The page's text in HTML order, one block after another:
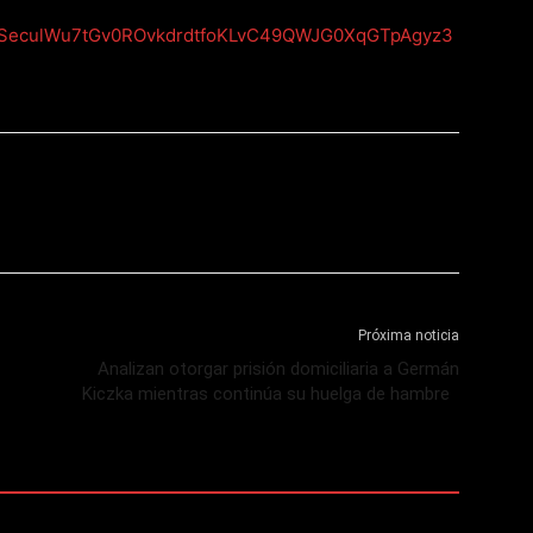
Próxima noticia
Analizan otorgar prisión domiciliaria a Germán
Kiczka mientras continúa su huelga de hambre